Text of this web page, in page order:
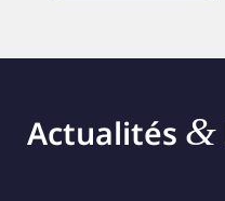
Actualités &